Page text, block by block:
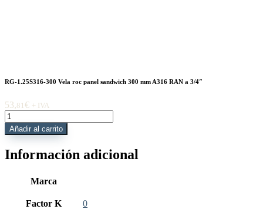
RG-1.25S316-300 Vela roc panel sandwich 300 mm A316 RAN a 3/4″
53,81 € + IVA
RG-
1.25S316-
300
roc
sandwich
Añadir al carrito
Información adicional
Marca
Factor K 0